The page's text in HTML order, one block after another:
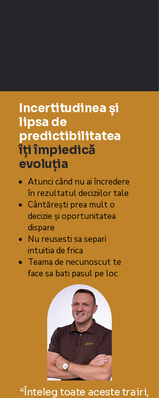
Incertitudinea și
lipsa de
predictibilitatea
îți împiedică
evoluția
Atunci când nu ai încredere
în rezultatul deciziilor tale
Cântărești prea mult o
decizie și oportunitatea
dispare
Nu reusesti sa separi
intuitia de frica
Teama de necunoscut te
face sa bati pasul pe loc
“Înteleg toate aceste trairi,